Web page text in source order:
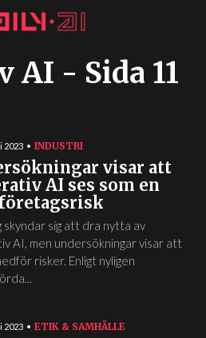
AI - Sida 11
2023 INDUSTRI
visar att
AI ses som en
skyndar sig att dra nytta av
AI, men undersökningar visar att
risker. Enligt nyligen
2023 ETIK & SAMHÄLLE